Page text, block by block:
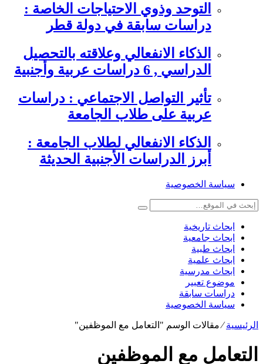
التوحد وذوي الاحتياجات الخاصة :
دراسات سابقة في دولة قطر
الذكاء الانفعالي وعلاقته بالتحصيل
الدراسي , 6 دراسات عربية وأجنبية
تأثير التواصل الاجتماعي : دراسات
عربية على طلاب الجامعة
الذكاء الانفعالي لطلاب الجامعة :
أبرز الدراسات الأجنبية الحديثة
سياسة الخصوصية
ابحاث تاريخية
ابحاث جامعية
ابحاث طبية
ابحاث علمية
ابحاث مدرسية
موضوع تعبير
دراسات سابقة
سياسة الخصوصية
الرئيسية⁄مقالات الوسم "التعامل مع الموظفين"
التعامل مع الموظفين